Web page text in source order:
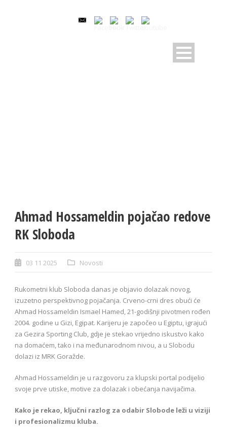
Ahmad Hossameldin pojačao redove
RK Sloboda
03 11 2025 Novosti
Rukometni klub Sloboda danas je objavio dolazak novog,
izuzetno perspektivnog pojačanja. Crveno-crni dres obući će
Ahmad Hossameldin Ismael Hamed, 21-godišnji pivotmen rođen
2004. godine u Gizi, Egipat. Karijeru je započeo u Egiptu, igrajući
za Gezira Sporting Club, gdje je stekao vrijedno iskustvo kako
na domaćem, tako i na međunarodnom nivou, a u Slobodu
dolazi iz MRK Goražde.
Ahmad Hossameldin je u razgovoru za klupski portal podijelio
svoje prve utiske, motive za dolazak i obećanja navijačima.
Kako je rekao, ključni razlog za odabir Slobode leži u viziji
i profesionalizmu kluba.